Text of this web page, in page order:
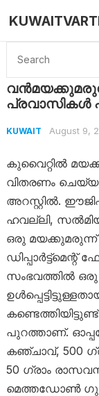
Home Kuwait
പ്രവാസികൾ
KUWAIT August 9,
കുവൈറ്റിൽ
വിതരണം
അറസ്റ്റിൽ.
ഹവല്ലി, സൽമിയ
ഒരു
സംഭവത്തിൽ
പുറത്താണ്.
കഞ്ചാവ്, 500
50 ഗ്രാം
മെത്തഡോൺ